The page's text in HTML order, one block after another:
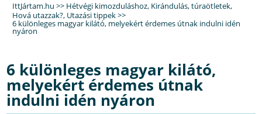
IttJártam.hu >> Hétvégi kimozduláshoz, Kirándulás, túraötletek,
Hová utazzak?, Utazási tippek>>
6 különleges magyar kilátó, melyekért érdemes útnak indulni idén
nyáron
6 különleges magyar kilátó,
melyekért érdemes útnak
indulni idén nyáron